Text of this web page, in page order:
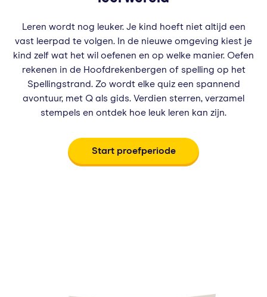
Leren wordt nog leuker. Je kind hoeft niet altijd een
vast leerpad te volgen. In de nieuwe omgeving kiest je
kind zelf wat het wil oefenen en op welke manier. Oefen
rekenen in de Hoofdrekenbergen of spelling op het
Spellingstrand. Zo wordt elke quiz een spannend
avontuur, met Q als gids. Verdien sterren, verzamel
stempels en ontdek hoe leuk leren kan zijn.
Start proefperiode